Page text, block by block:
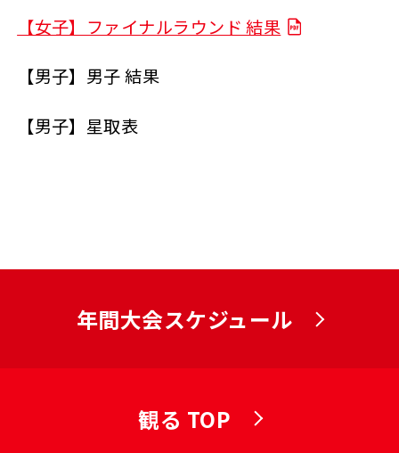
【女子】ファイナルラウンド 結果
【男子】男子 結果
【男子】星取表
年間大会スケジュール
観る TOP